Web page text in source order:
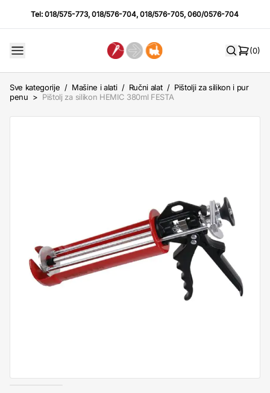
Tel:018/575-773,018/576-704,018/576-705,060/0576-704
(0)
Sve kategorije / Mašine i alati / Ručni alat / Pištolji za silikon i pur
penu > Pištolj za silikon HEMIC 380ml FESTA